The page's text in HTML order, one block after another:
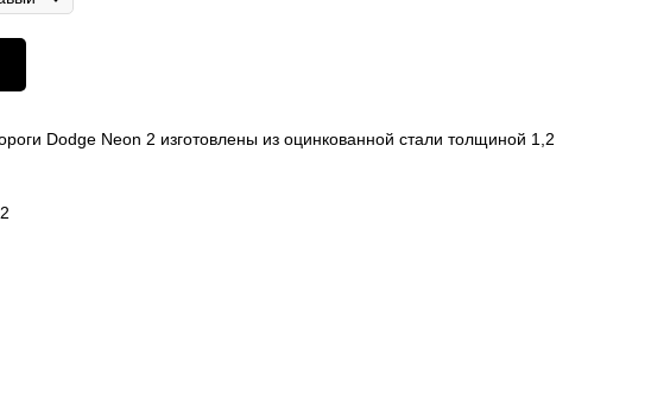
Dodge Neon 2 изготовлены из оцинкованной стали толщиной 1,2